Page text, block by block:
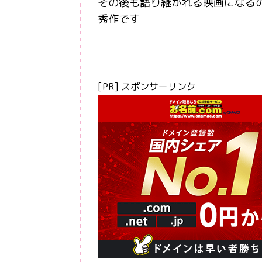
秀作です
[PR] スポンサーリンク